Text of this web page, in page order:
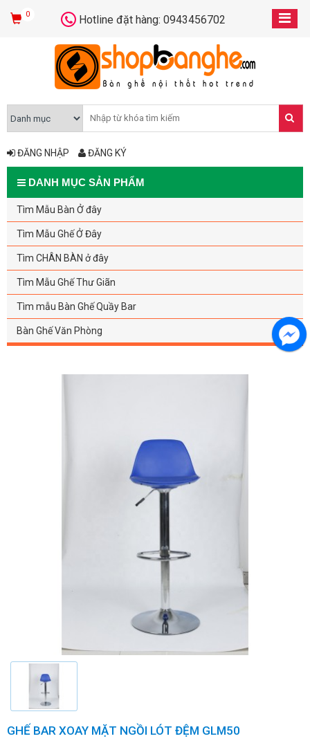
0 Hotline đặt hàng: 0943456702
ĐĂNG NHẬP ĐĂNG KÝ
DANH MỤC SẢN PHẨM
Tìm Mẫu Bàn Ở đây
Tìm Mẫu Ghế Ở Đây
Tìm CHÂN BÀN ở đây
Tìm Mẫu Ghế Thư Giãn
Tìm mẫu Bàn Ghế Quầy Bar
Bàn Ghế Văn Phòng
GHẾ BAR XOAY MẶT NGỒI LÓT ĐỆM GLM50